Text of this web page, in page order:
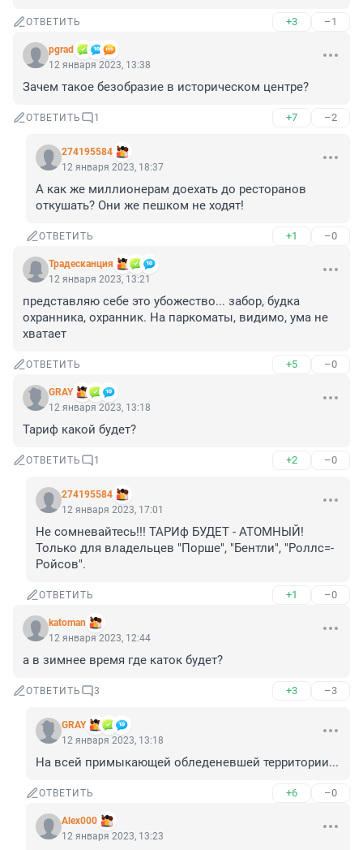
ОТВЕТИТЬ +3 –1
pgrad
12 января 2023, 13:38
Зачем такое безобразие в историческом центре?
ОТВЕТИТЬ 1 +7 –2
274195584
12 января 2023, 18:37
А как же миллионерам доехать до ресторанов
откушать? Они же пешком не ходят!
ОТВЕТИТЬ +1 –0
Традесканция
12 января 2023, 13:21
представляю себе это убожество... забор, будка
охранника, охранник. На паркоматы, видимо, ума не
хватает
ОТВЕТИТЬ +5 –0
GRAY
12 января 2023, 13:18
Тариф какой будет?
ОТВЕТИТЬ 1 +2 –0
274195584
12 января 2023, 17:01
Не сомневайтесь!!! ТАРИф БУДЕТ - АТОМНЫЙ!
Только для владельцев "Порше", "Бентли", "Роллс=-
Ройсов".
ОТВЕТИТЬ +1 –0
katoman
12 января 2023, 12:44
а в зимнее время где каток будет?
ОТВЕТИТЬ 3 +3 –3
GRAY
12 января 2023, 13:18
На всей примыкающей обледеневшей территории...
ОТВЕТИТЬ +6 –0
Alex000
12 января 2023, 13:23